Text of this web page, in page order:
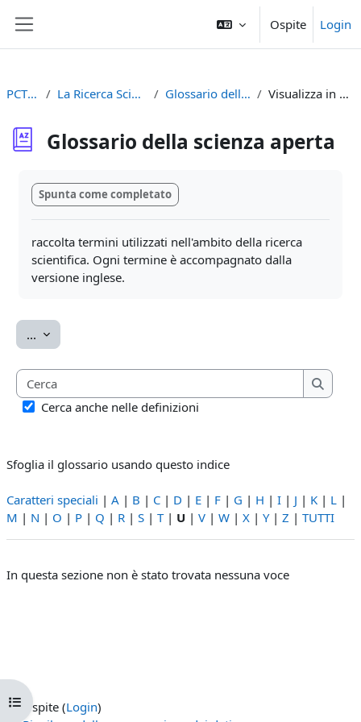
Ospite Login
Apri indice del corso
PCTO2023 La Ricerca Scientifica e Internet Glossario della scienza aperta Visualizza in ordine alfabetico
Glossario della scienza aperta
Spunta come completato
raccolta termini utilizzati nell'ambito della ricerca
scientifica. Ogni termine è accompagnato dalla
versione inglese.
... Esporta voci
Cerca
Cerca
Cerca anche nelle definizioni
Sfoglia il glossario usando questo indice
Caratteri speciali | A | B | C | D | E | F | G | H | I | J | K | L |
M | N | O | P | Q | R | S | T| U | V | W | X | Y| Z | TUTTI
In questa sezione non è stato trovata nessuna voce
Ospite (Login)